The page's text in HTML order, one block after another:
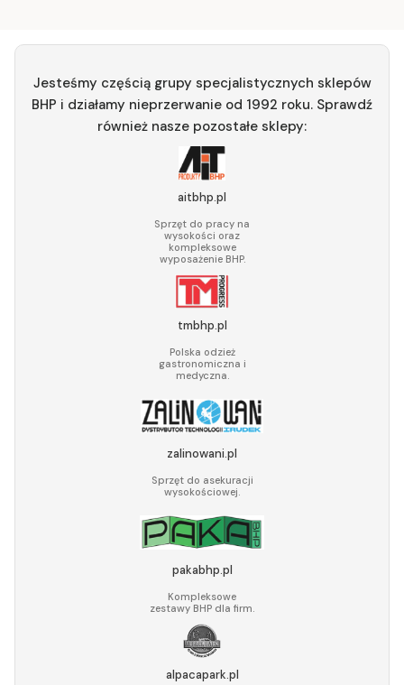
Jesteśmy częścią grupy specjalistycznych sklepów
BHP i działamy nieprzerwanie od 1992 roku. Sprawdź
również nasze pozostałe sklepy:
aitbhp.pl
Sprzęt do pracy na
wysokości oraz
kompleksowe
wyposażenie BHP.
tmbhp.pl
Polska odzież
gastronomiczna i
medyczna.
zalinowani.pl
Sprzęt do asekuracji
wysokościowej.
pakabhp.pl
Kompleksowe
zestawy BHP dla firm.
alpacapark.pl